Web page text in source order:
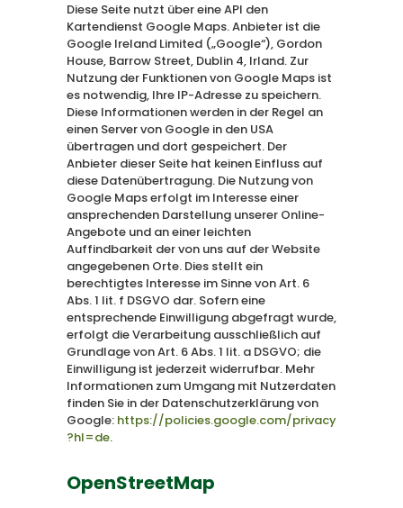
Diese Seite nutzt über eine API den
Kartendienst Google Maps. Anbieter ist die
Google Ireland Limited („Google“), Gordon
House, Barrow Street, Dublin 4, Irland. Zur
Nutzung der Funktionen von Google Maps ist
es notwendig, Ihre IP-Adresse zu speichern.
Diese Informationen werden in der Regel an
einen Server von Google in den USA
übertragen und dort gespeichert. Der
Anbieter dieser Seite hat keinen Einfluss auf
diese Datenübertragung. Die Nutzung von
Google Maps erfolgt im Interesse einer
ansprechenden Darstellung unserer Online-
Angebote und an einer leichten
Auffindbarkeit der von uns auf der Website
angegebenen Orte. Dies stellt ein
berechtigtes Interesse im Sinne von Art. 6
Abs. 1 lit. f DSGVO dar. Sofern eine
entsprechende Einwilligung abgefragt wurde,
erfolgt die Verarbeitung ausschließlich auf
Grundlage von Art. 6 Abs. 1 lit. a DSGVO; die
Einwilligung ist jederzeit widerrufbar. Mehr
Informationen zum Umgang mit Nutzerdaten
finden Sie in der Datenschutzerklärung von
Google: https://policies.google.com/privacy
?hl=de.
OpenStreetMap